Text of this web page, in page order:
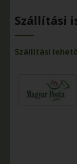
Szállítási
Szállítási